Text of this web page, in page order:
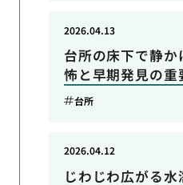
台所の床下で静
怖と早期発見の重
2026.04.13
台所
じわじわ広がる
2026.04.12